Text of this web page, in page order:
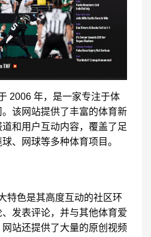
2006 年，是一家专注于体
该网站提供了丰富的体育新
和用户互动内容，覆盖了足
、网球等多种体育项目。
特色是其高度互动的社区环
发表评论，并与其他体育爱
站还提供了大量的原创视频